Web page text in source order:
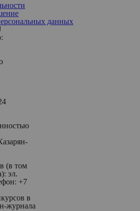
данных
(в том
эл.
+7
в
журнала